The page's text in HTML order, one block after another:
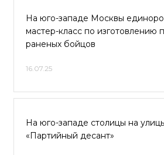
На юго-западе Москвы
мастер-класс по изготовлению
раненых бойцов
16.07.25
На юго-западе столицы на
«Партийный десант»